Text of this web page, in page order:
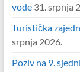
vode 31. srpnja
Turistička
srpnja 2026.
Poziv na 9.